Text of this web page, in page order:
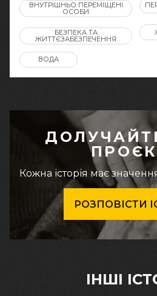
ВНУТРІШНЬО ПЕРЕМІЩЕНІ
ОСОБИ
БЕЗПЕКА ТА
ЖИТТЄЗАБЕЗПЕЧЕННЯ
ВОДА
Кожна історія має
РОЗПОВІСТИ
ІНШІ